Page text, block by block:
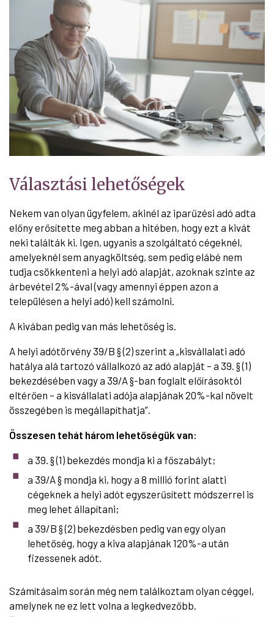
Választási lehetőségek
Nekem van olyan ügyfelem, akinél az iparűzési adó adta
előny erősítette meg abban a hitében, hogy ezt a kivát
neki találták ki. Igen, ugyanis a szolgáltató cégeknél,
amelyeknél sem anyagköltség, sem pedig elábé nem
tudja csökkenteni a helyi adó alapját, azoknak szinte az
árbevétel 2%-ával (vagy amennyi éppen azon a
településen a helyi adó) kell számolni.
A kivában pedig van más lehetőség is.
A helyi adótörvény 39/B § (2) szerint a „kisvállalati adó
hatálya alá tartozó vállalkozó az adó alapját – a 39. § (1)
bekezdésében vagy a 39/A §-ban foglalt előírásoktól
eltérően – a kisvállalati adója alapjának 20%-kal növelt
összegében is megállapíthatja”.
Összesen tehát három lehetőségük van:
a 39. § (1) bekezdés mondja ki a főszabályt;
a 39/A § mondja ki, hogy a 8 millió forint alatti
cégeknek a helyi adót egyszerűsített módszerrel is
meg lehet állapítani;
a 39/B § (2) bekezdésben pedig van egy olyan
lehetőség, hogy a kiva alapjának 120%-a után
fizessenek adót.
Számításaim során még nem találkoztam olyan céggel,
amelynek ne ez lett volna a legkedvezőbb.